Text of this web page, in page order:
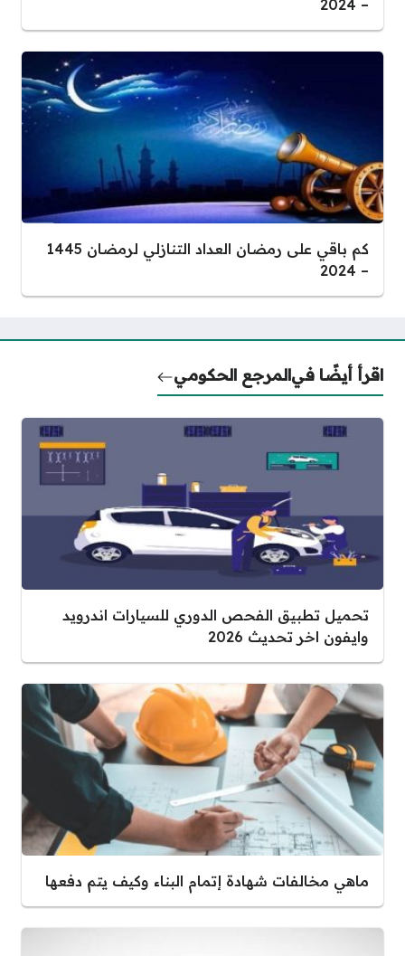
– 2024
كم باقي على رمضان العداد التنازلي لرمضان 1445
– 2024
اقرأ أيضًا فيالمرجع الحكومي
تحميل تطبيق الفحص الدوري للسيارات اندرويد
وايفون اخر تحديث 2026
ماهي مخالفات شهادة إتمام البناء وكيف يتم دفعها